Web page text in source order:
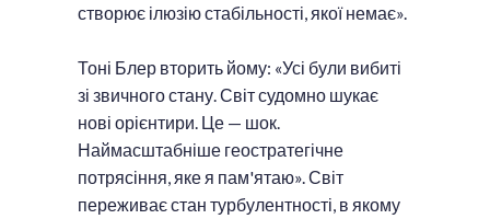
створює ілюзію стабільності, якої немає».
Тоні Блер вторить йому: «Усі були вибиті
зі звичного стану. Світ судомно шукає
нові орієнтири. Це — шок.
Наймасштабніше геостратегічне
потрясіння, яке я пам'ятаю». Світ
переживає стан турбулентності, в якому